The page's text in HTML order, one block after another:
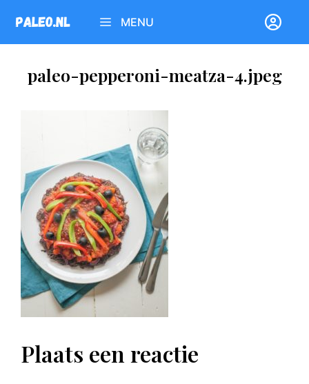
naar
de
MENU
paleo-pepperoni-meatza-4.jpeg
Plaats een reactie